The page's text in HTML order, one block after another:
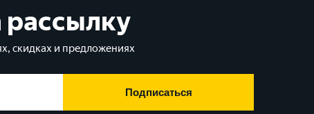
скидках и предложениях
Подписаться